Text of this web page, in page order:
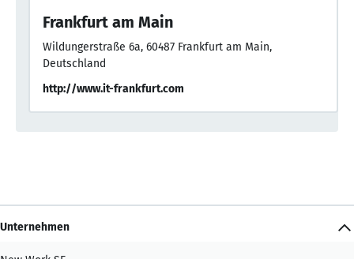
Frankfurt am Main
Wildungerstraße 6a, 60487 Frankfurt am Main,
Deutschland
http://www.it-frankfurt.com
Unternehmen